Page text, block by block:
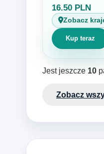
16.50 PLN
Zobacz
Kup teraz
Jest jeszcze 10
Zobacz